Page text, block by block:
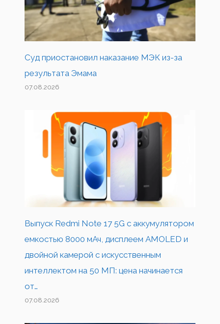
Суд приостановил наказание МЭК из-за
результата Эмама
07.08.2026
Выпуск Redmi Note 17 5G с аккумулятором
емкостью 8000 мАч, дисплеем AMOLED и
двойной камерой с искусственным
интеллектом на 50 МП: цена начинается
от…
07.08.2026